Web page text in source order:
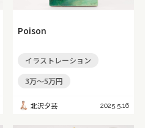
Poison
イラストレーション
3万～5万円
北沢夕芸 2025.5.16